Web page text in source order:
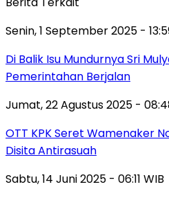
Senin, 1 September 2025 -
Di Balik Isu Mundurnya Sri
Pemerintahan Berjalan
Jumat, 22 Agustus 2025 -
OTT KPK Seret Wamenaker
Disita Antirasuah
Sabtu, 14 Juni 2025 - 06:11 WIB